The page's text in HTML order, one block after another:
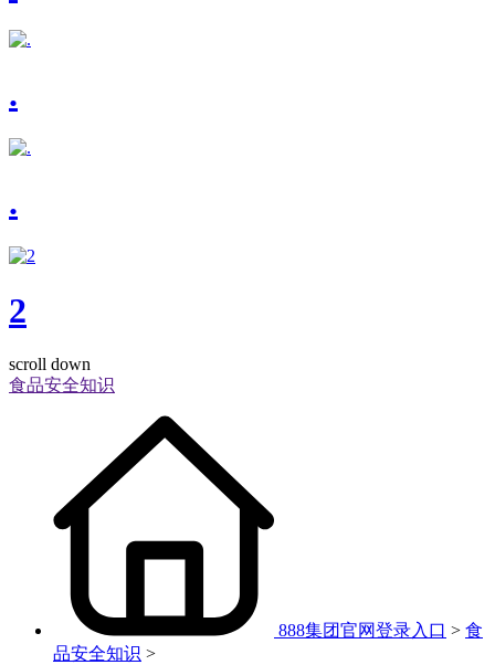
.
.
2
scroll down
食品安全知识
888集团官网登录入口 > 食
品安全知识 >